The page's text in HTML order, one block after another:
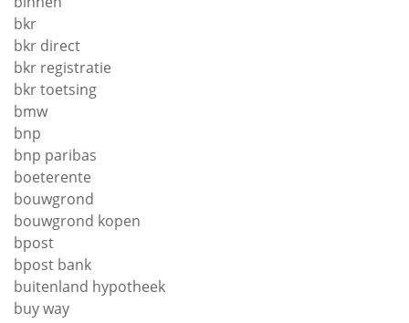
bkr
bkr direct
bkr registratie
bkr toetsing
bmw
bnp
bnp paribas
boeterente
bouwgrond
bouwgrond kopen
bpost
bpost bank
buitenland hypotheek
buy way